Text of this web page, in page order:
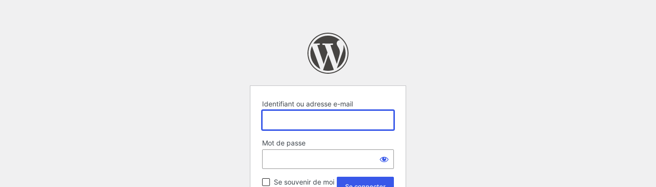
Identifiant ou adresse e-mail
Mot de passe
Se souvenir de moi